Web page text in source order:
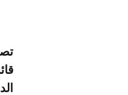
قائمة 24 لاعب